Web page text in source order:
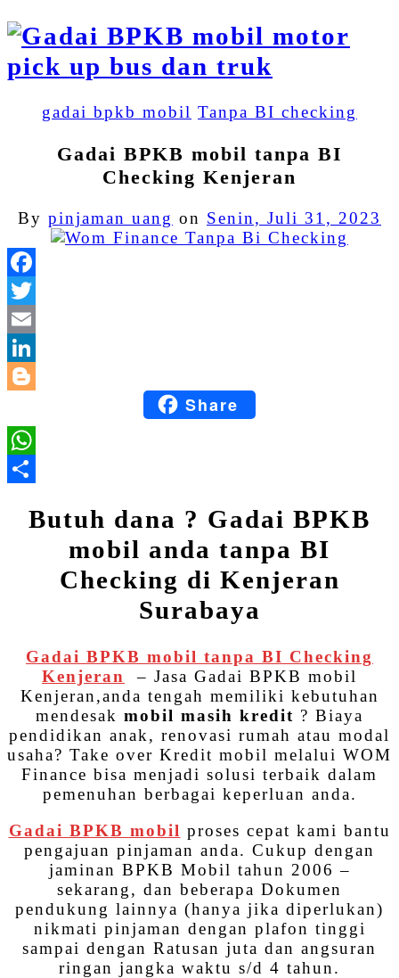
gadai bpkb mobil Tanpa BI checking
Gadai BPKB mobil tanpa BI
Checking Kenjeran
By pinjaman uang on Senin, Juli 31, 2023
BloggerShare
Butuh dana ? Gadai BPKB
mobil anda tanpa BI
Checking di Kenjeran
Surabaya
Gadai BPKB mobil tanpa BI Checking
Kenjeran
– Jasa Gadai BPKB mobil
Kenjeran,anda tengah memiliki kebutuhan
mendesak mobil masih kredit ? Biaya
pendidikan anak, renovasi rumah atau modal
usaha? Take over Kredit mobil melalui WOM
Finance bisa menjadi solusi terbaik dalam
pemenuhan berbagai keperluan anda.
Gadai BPKB mobil proses cepat kami bantu
pengajuan pinjaman anda. Cukup dengan
jaminan BPKB Mobil tahun 2006 –
sekarang, dan beberapa Dokumen
pendukung lainnya (hanya jika diperlukan)
nikmati pinjaman dengan plafon tinggi
sampai dengan Ratusan juta dan angsuran
ringan jangka waktu s/d 4 tahun.